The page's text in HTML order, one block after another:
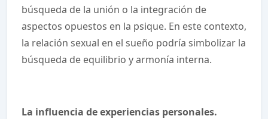
búsqueda de la unión o la integración de
aspectos opuestos en la psique. En este contexto,
la relación sexual en el sueño podría simbolizar la
búsqueda de equilibrio y armonía interna.
La influencia de experiencias personales.